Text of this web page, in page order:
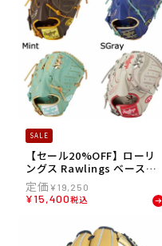
SALE
【セール20%OFF】ローリ
ングス Rawlings ベースボ
ール 野球 ソフトボール グラ
ブ ミット グローブ 軟式 ハ
イパーテック カラー シンク
投手用 GR4FHTCA15W メン
¥19,250
¥15,400税込